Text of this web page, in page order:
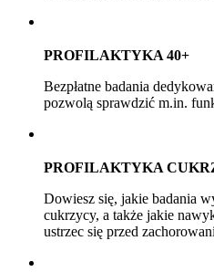
PROFILAKTYKA 40+
Bezpłatne badania
pozwolą sprawdzić m.in.
PROFILAKTYKA
Dowiesz się, jakie badania
cukrzycy, a także jakie
ustrzec się przed